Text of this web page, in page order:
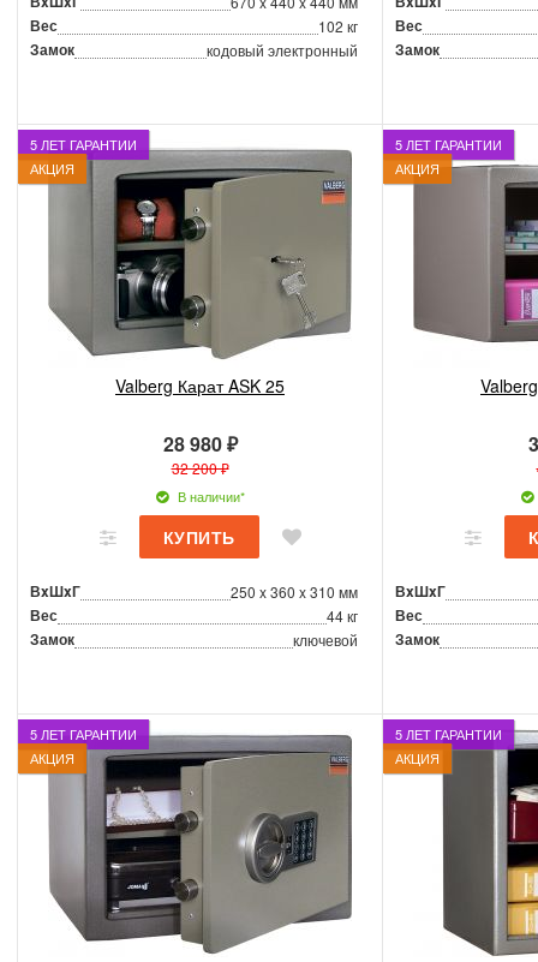
Вес 102 кг
Замок кодовый электронный
Вес
Замок
5 ЛЕТ ГАРАНТИИ
АКЦИЯ
Valberg Карат ASK 25
28 980 ₽
32 200 ₽
В наличии*
ВxШxГ 250 x 360 x 310 мм
Вес 44 кг
Замок ключевой
5 ЛЕТ ГАРАНТИИ
АКЦИЯ
ВxШxГ
Вес
Замок
5 ЛЕТ ГАРАНТИИ
АКЦИЯ
5 ЛЕТ ГАРАНТИИ
АКЦИЯ